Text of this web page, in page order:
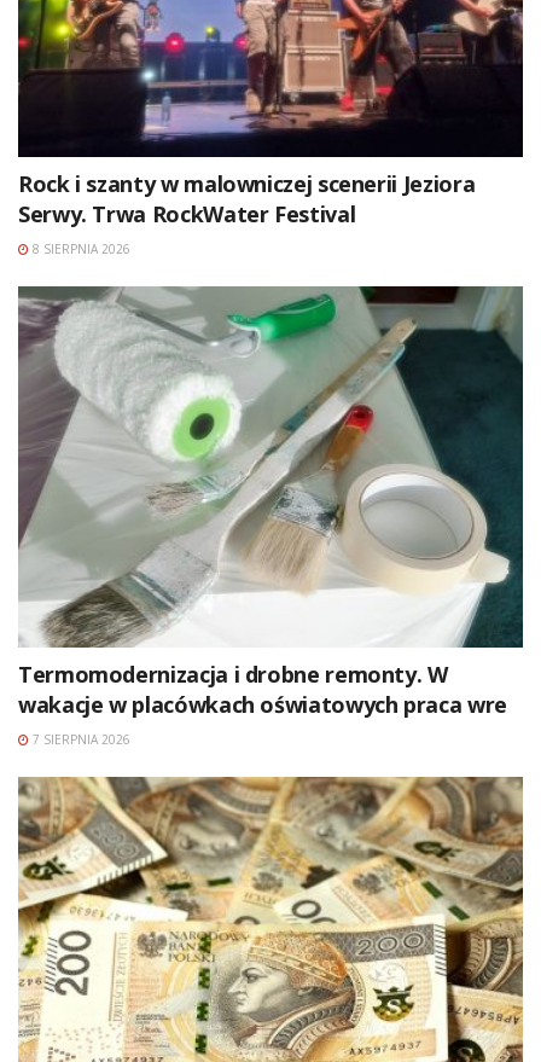
Rock i szanty w malowniczej scenerii Jeziora
Serwy. Trwa RockWater Festival
8 SIERPNIA 2026
Termomodernizacja i drobne remonty. W
wakacje w placówkach oświatowych praca wre
7 SIERPNIA 2026